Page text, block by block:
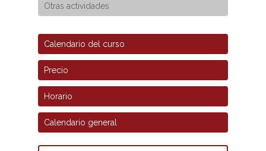
Otras actividades
Calendario del curso
Precio
Horario
Calendario general